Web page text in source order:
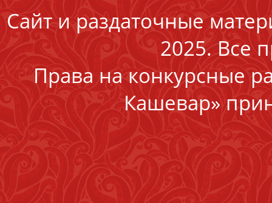
Сайт и раздаточные
2025. Все
Права на конкурсные
Кашевар»